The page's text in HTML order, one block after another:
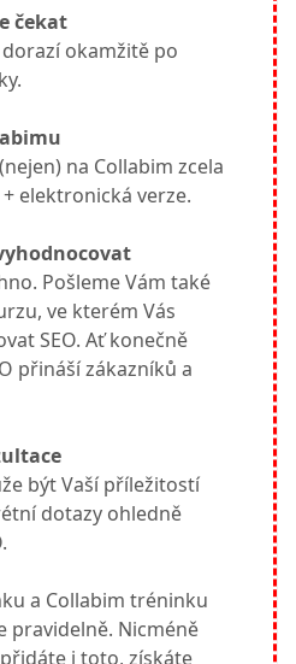
čekat
okamžitě po
na Collabim zcela
elektronická verze.
Pošleme Vám také
ve kterém Vás
SEO. Ať konečně
přináší zákazníků a
být Vaší příležitostí
dotazy ohledně
a Collabim tréninku
pravidelně. Nicméně
i toto, získáte